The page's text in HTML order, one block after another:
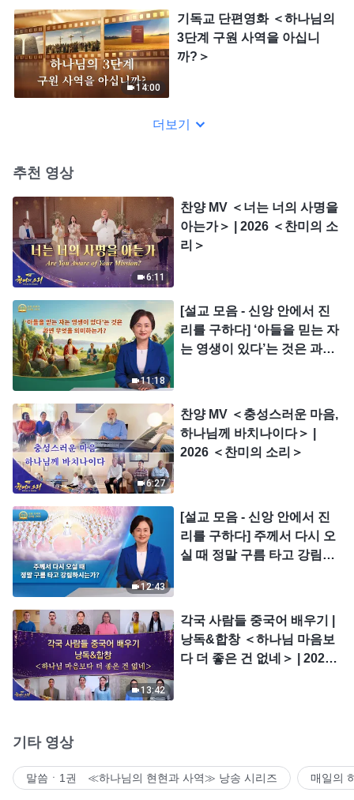
14:00
기독교 단편영화 ＜하나님의
3단계 구원 사역을 아십니
까?＞
더보기
추천 영상
6:11
찬양 MV ＜너는 너의 사명을
아는가＞ | 2026 ＜찬미의 소
리＞
11:18
[설교 모음 - 신앙 안에서 진
리를 구하다] ‘아들을 믿는 자
는 영생이 있다’는 것은 과연
6:27
찬양 MV ＜충성스러운 마음,
하나님께 바치나이다＞ |
2026 ＜찬미의 소리＞
12:43
[설교 모음 - 신앙 안에서 진
리를 구하다] 주께서 다시 오
실 때 정말 구름 타고 강림하
13:42
각국 사람들 중국어 배우기 |
낭독&합창 ＜하나님 마음보
다 더 좋은 건 없네＞ | 2026
기타 영상
말씀ㆍ1권 ≪하나님의 현현과 사역≫ 낭송 시리즈 매일의